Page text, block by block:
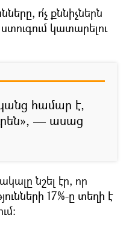
ո՛չ քննիչներն
կատարելու
համար է,
— ասաց
նշել էր, որ
17%-ը տեղի է